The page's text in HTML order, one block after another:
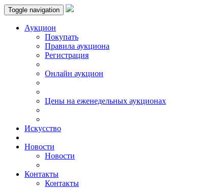
Toggle navigation
Аукцион
Пoкупать
Правила аукциона
Регистрация
Онлайн аукцион
Цены на еженедельных аукционах
Искусствo
Новости
Новости
Контакты
Контакты